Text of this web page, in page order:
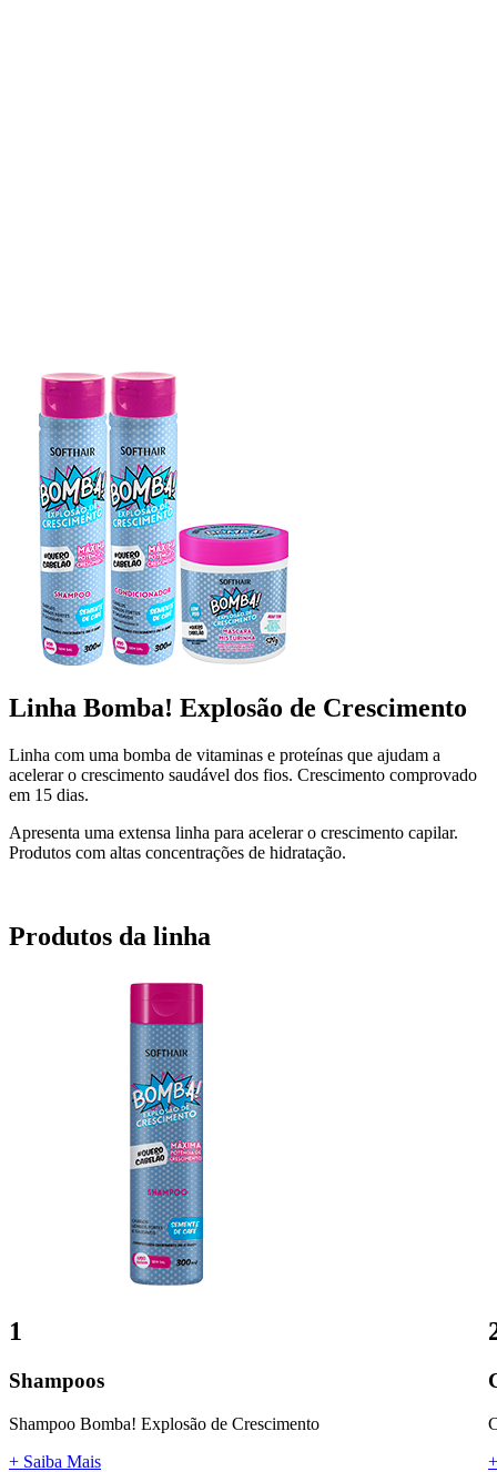
Linha Bomba! Explosão de Crescimento
Linha com uma bomba de vitaminas e proteínas que ajudam a
acelerar o crescimento saudável dos fios. Crescimento comprovado
em 15 dias.
Apresenta uma extensa linha para acelerar o crescimento capilar.
Produtos com altas concentrações de hidratação.
Produtos da linha
1
Shampoos
Shampoo Bomba! Explosão de Crescimento
+ Saiba Mais